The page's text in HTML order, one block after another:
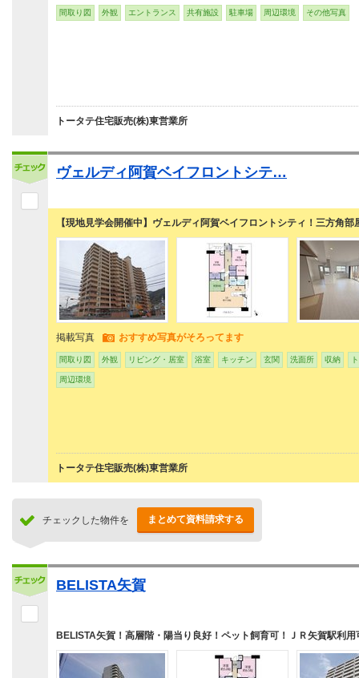
間取り図 外観 エントランス 共有施設 駐車場 周辺環境 その他写真
トータテ住宅販売(株)東営業所
ヴェルディ阿賀ベイフロントシテ…
【現地見学会開催中】ヴェルディ阿賀ベイフロントシティ！三方角部
掲載写真 おすすめ写真がそろってます
間取り図 外観 リビング・居室 浴室 キッチン 玄関 洗面所 収納
周辺環境
トータテ住宅販売(株)東営業所
チェックした物件を まとめて資料請求する
BELISTA矢賀
BELISTA矢賀！高層階・陽当り良好！ペット飼育可！ＪＲ矢賀駅利用